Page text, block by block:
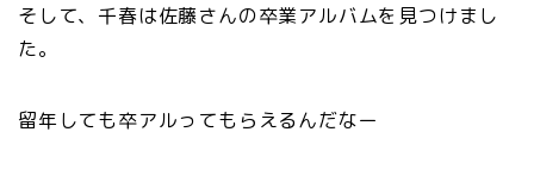
そして、千春は佐藤さんの卒業アルバムを見つけまし
た。
留年しても卒アルってもらえるんだなー